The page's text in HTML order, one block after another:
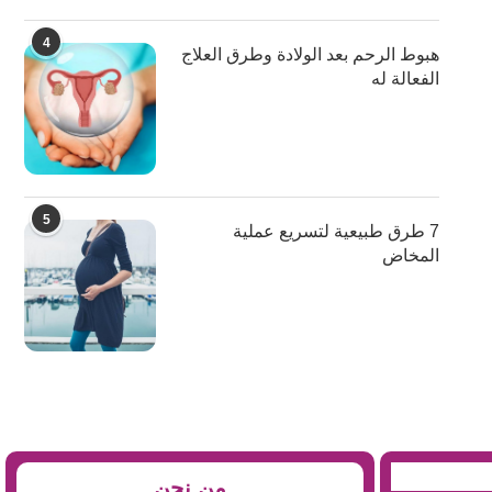
4
هبوط الرحم بعد الولادة وطرق العلاج
الفعالة له
5
7 طرق طبيعية لتسريع عملية
المخاض
من نحن